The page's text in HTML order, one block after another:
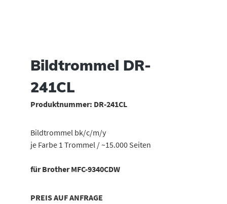
Bildtrommel DR-
241CL
Produktnummer: DR-241CL
Bildtrommel bk/c/m/y
je Farbe 1 Trommel / ~15.000 Seiten
für Brother MFC-9340CDW
PREIS AUF ANFRAGE